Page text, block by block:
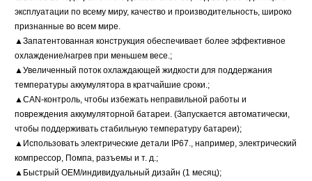
эксплуатации по всему миру, качество и производительность, широко
признанные во всем мире.
▲Запатентованная конструкция обеспечивает более эффективное
охлаждение/нагрев при меньшем весе.;
▲Увеличенный поток охлаждающей жидкости для поддержания
температуры аккумулятора в кратчайшие сроки.;
▲CAN-контроль, чтобы избежать неправильной работы и
повреждения аккумуляторной батареи. (Запускается автоматически,
чтобы поддерживать стабильную температуру батареи);
▲Использовать электрические детали IP67., например, электрический
компрессор, Помпа, разъемы и т. д.;
▲Быстрый OEM/индивидуальный дизайн (1 месяц);